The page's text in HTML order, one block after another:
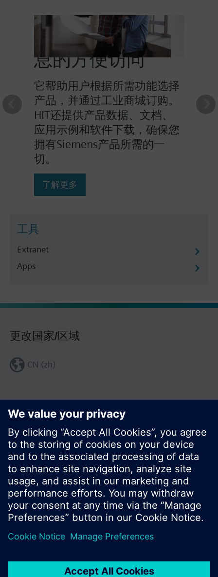
HIT提供对产品信
息的方便访问
它帮助用户根据所需功能选择
产品，并通过工业商城订购。
HIT还提供产品数据、文档、
应用示例和软件下载，确保您
拥有Siemens产品所需的一
切。
了解更多
工具
Extranet
Apps
更改国家/区域
CN (zh)